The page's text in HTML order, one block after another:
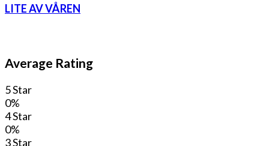
LITE AV VÅREN
Average Rating
5 Star
0%
4 Star
0%
3 Star